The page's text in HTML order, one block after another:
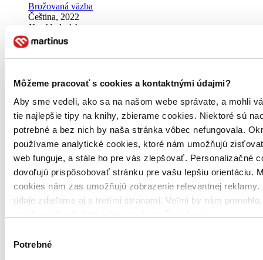
Môžeme pracovať s cookies a kontaktnými údajmi?
Aby sme vedeli, ako sa na našom webe správate, a mohli
tie najlepšie tipy na knihy, zbierame cookies. Niektoré sú
potrebné a bez nich by naša stránka vôbec nefungovala.
používame analytické cookies, ktoré nám umožňujú
web funguje, a stále ho pre vás zlepšovať. Personalizačné
dovoľujú prispôsobovať stránku pre vašu lepšiu orientáciu.
cookies nám zas umožňujú zobrazenie relevantnej reklamy.
údaje zdieľame aj s tretími stranami. Veľmi by nám
súhlasu
Potrebné
Brožovaná väzba
Čeština, 2022
Na sklade 1 ks
Túto knihu máme síce aktuálne na sklade, máme však už iba
Dodanie ďalších môže trvať dlhšie, zvyčajne do štyroch dní.
25,40 €
Vložiť do košíka